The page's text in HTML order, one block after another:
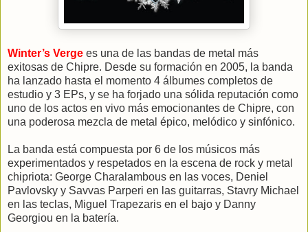
Winter’s Verge es una de las bandas de metal más
exitosas de Chipre. Desde su formación en 2005, la banda
ha lanzado hasta el momento 4 álbumes completos de
estudio y 3 EPs, y se ha forjado una sólida reputación como
uno de los actos en vivo más emocionantes de Chipre, con
una poderosa mezcla de metal épico, melódico y sinfónico.
La banda está compuesta por 6 de los músicos más
experimentados y respetados en la escena de rock y metal
chipriota: George Charalambous en las voces, Deniel
Pavlovsky y Savvas Parperi en las guitarras, Stavry Michael
en las teclas, Miguel Trapezaris en el bajo y Danny
Georgiou en la batería.